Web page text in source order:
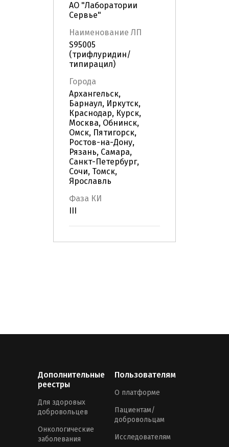
АО "Лаборатории
Сервье"
Наименование ЛП
S95005
(трифлуридин/
типирацил)
Города
Архангельск,
Барнаул, Иркутск,
Краснодар, Курск,
Москва, Обнинск,
Омск, Пятигорск,
Ростов-на-Дону,
Рязань, Самара,
Санкт-Петербург,
Сочи, Томск,
Ярославль
Фаза КИ
Дополнительные
реестры
Для здоровых
добровольцев
Онкологические
заболевания
Пользователям
О платформе
Пациентам/
добровольцам
Исследователям